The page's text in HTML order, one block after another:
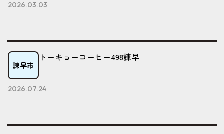
2026.03.03
諫早市
トーキョーコーヒー498諫早
2026.07.24